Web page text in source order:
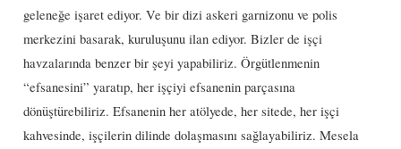
geleneğe işaret ediyor. Ve bir dizi askeri garnizonu ve polis
merkezini basarak, kuruluşunu ilan ediyor. Bizler de işçi
havzalarında benzer bir şeyi yapabiliriz. Örgütlenmenin
“efsanesini” yaratıp, her işçiyi efsanenin parçasına
dönüştürebiliriz. Efsanenin her atölyede, her sitede, her işçi
kahvesinde, işçilerin dilinde dolaşmasını sağlayabiliriz. Mesela